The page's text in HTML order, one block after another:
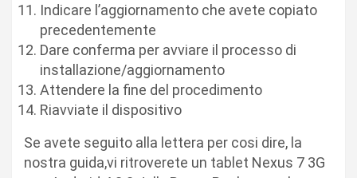
Indicare l’aggiornamento che avete copiato
precedentemente
Dare conferma per avviare il processo di
installazione/aggiornamento
Attendere la fine del procedimento
Riavviate il dispositivo
Se avete seguito alla lettera per cosi dire, la
nostra guida,vi ritroverete un tablet Nexus 7 3G